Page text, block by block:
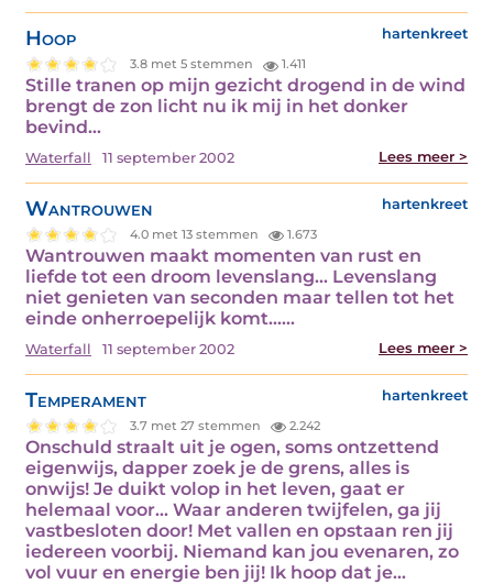
Hoop hartenkreet
3.8 met 5 stemmen 1.411
Stille tranen op mijn gezicht drogend in de wind
brengt de zon licht nu ik mij in het donker
bevind…
Waterfall 11 september 2002 Lees meer >
Wantrouwen hartenkreet
4.0 met 13 stemmen 1.673
Wantrouwen maakt momenten van rust en
liefde tot een droom levenslang... Levenslang
niet genieten van seconden maar tellen tot het
einde onherroepelijk komt...…
Waterfall 11 september 2002 Lees meer >
Temperament hartenkreet
3.7 met 27 stemmen 2.242
Onschuld straalt uit je ogen, soms ontzettend
eigenwijs, dapper zoek je de grens, alles is
onwijs! Je duikt volop in het leven, gaat er
helemaal voor... Waar anderen twijfelen, ga jij
vastbesloten door! Met vallen en opstaan ren jij
iedereen voorbij. Niemand kan jou evenaren, zo
vol vuur en energie ben jij! Ik hoop dat je…